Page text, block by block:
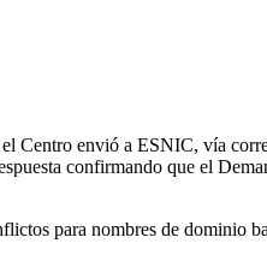
Centro envió a ESNIC, vía
confirmando que el
para nombres de dominio